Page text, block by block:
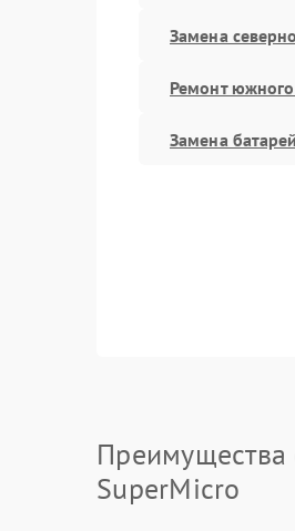
Замена
Ремонт
Замена
Преимущества
SuperMicro